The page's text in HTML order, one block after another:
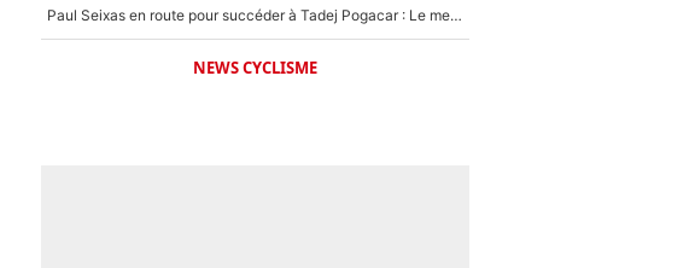
Paul Seixas en route pour succéder à Tadej Pogacar : Le meilleur est annoncé pour l’avenir de la pépite française
NEWS CYCLISME